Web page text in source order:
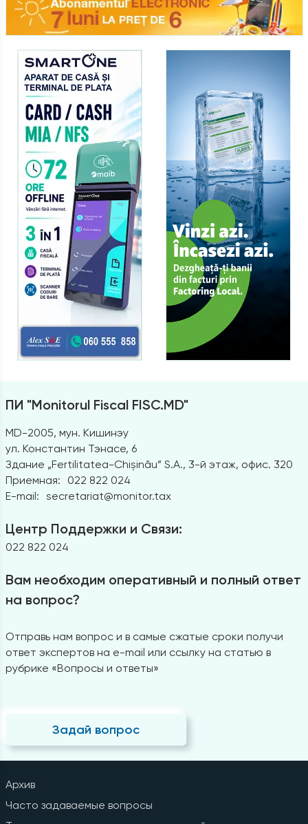
ПИ "Monitorul Fiscal FISC.MD"
MD-2005, мун. Кишинэу
ул. Константин Тэнасе, 6
Здание „Fertilitatea-Chișinău” S.A., 3-й этаж, офис. 320
Приемная:
022 822 024
E-mail: secretariat@monitor.tax
Центр Поддержки и Связи:
022 822 024
Вам необходим оперативный и полный ответ
на вопрос?
Отправь нам вопрос и в самые сжатые сроки получи
ответ экспертов на e-mail или ссылку на статью в
рубрике «Вопросы и ответы»
Задай вопрос
Архив
Часто задаваемые вопросы